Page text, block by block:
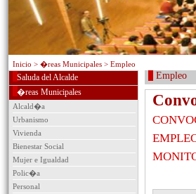
Inicio > �reas Municipales > Empleo
Saluda del Alcalde
�reas Municipales
Alcald�a
Urbanismo
Vivienda
Bienestar Social
Mujer e Igualdad
Polic�a
Personal
Empleo